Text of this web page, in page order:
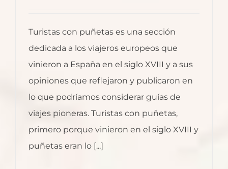
Turistas con puñetas es una sección
dedicada a los viajeros europeos que
vinieron a España en el siglo XVIII y a sus
opiniones que reflejaron y publicaron en
lo que podríamos considerar guías de
viajes pioneras. Turistas con puñetas,
primero porque vinieron en el siglo XVIII y
puñetas eran lo [...]